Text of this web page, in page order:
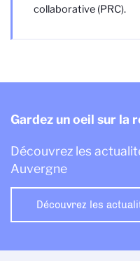
collaborative (PRC).
Gardez un oeil sur la
Découvrez les
Auvergne
Découvrez les